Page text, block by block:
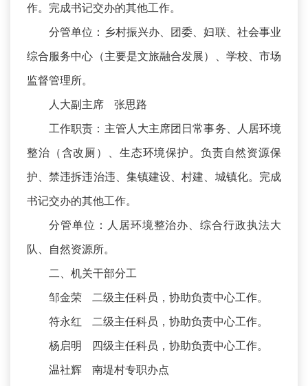
作。完成书记交办的其他工作。
分管单位：乡村振兴办、团委、妇联、社会事业
综合服务中心（主要是文旅融合发展）、学校、市场
监督管理所。
人大副主席 张思路
工作职责：主管人大主席团日常事务、人居环境
整治（含改厕）、生态环境保护。负责自然资源保
护、禁违拆违治违、集镇建设、村建、城镇化。完成
书记交办的其他工作。
分管单位：人居环境整治办、综合行政执法大
队、自然资源所。
二、机关干部分工
邹金荣 二级主任科员，协助负责中心工作。
符永红 二级主任科员，协助负责中心工作。
杨启明 四级主任科员，协助负责中心工作。
温社辉 南堤村专职办点